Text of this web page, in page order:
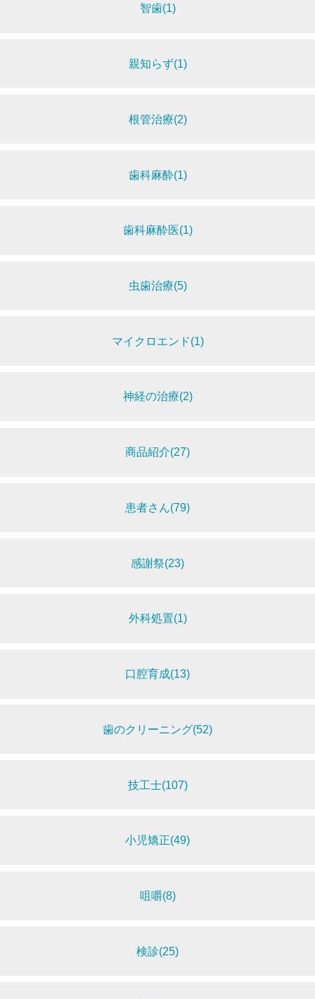
智歯(1)
親知らず(1)
根管治療(2)
歯科麻酔(1)
歯科麻酔医(1)
虫歯治療(5)
マイクロエンド(1)
神経の治療(2)
商品紹介(27)
患者さん(79)
感謝祭(23)
外科処置(1)
口腔育成(13)
歯のクリーニング(52)
技工士(107)
小児矯正(49)
咀嚼(8)
検診(25)